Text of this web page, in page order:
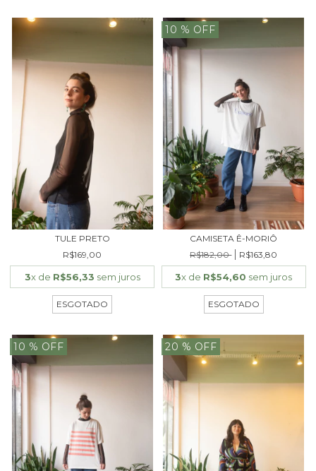
TULE PRETO
R$169,00
3x de R$56,33 sem juros
ESGOTADO
10 % OFF
CAMISETA Ê-MORIÔ
R$182,00
R$163,80
3x de R$54,60 sem juros
ESGOTADO
10 % OFF 20 % OFF